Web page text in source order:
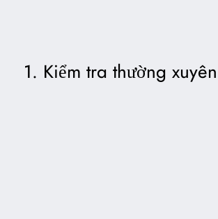
1. Kiểm tra thường xuyên